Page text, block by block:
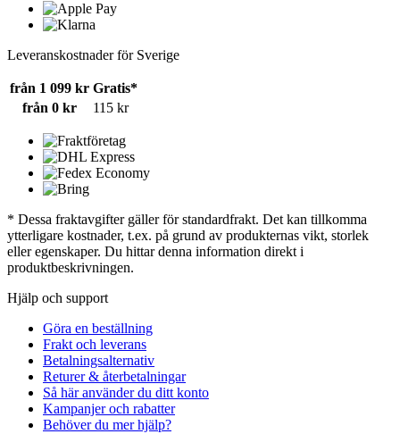
Leveranskostnader för Sverige
från 1 099 kr Gratis*
från 0 kr
115 kr
* Dessa fraktavgifter gäller för standardfrakt. Det kan tillkomma
ytterligare kostnader, t.ex. på grund av produkternas vikt, storlek
eller egenskaper. Du hittar denna information direkt i
produktbeskrivningen.
Hjälp och support
Göra en beställning
Frakt och leverans
Betalningsalternativ
Returer & återbetalningar
Så här använder du ditt konto
Kampanjer och rabatter
Behöver du mer hjälp?